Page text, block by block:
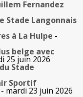
Fernandez
Stade Langonnais
à La Hulpe -
belge avec
25 juin 2026
Stade
Sportif
- mardi 23 juin 2026